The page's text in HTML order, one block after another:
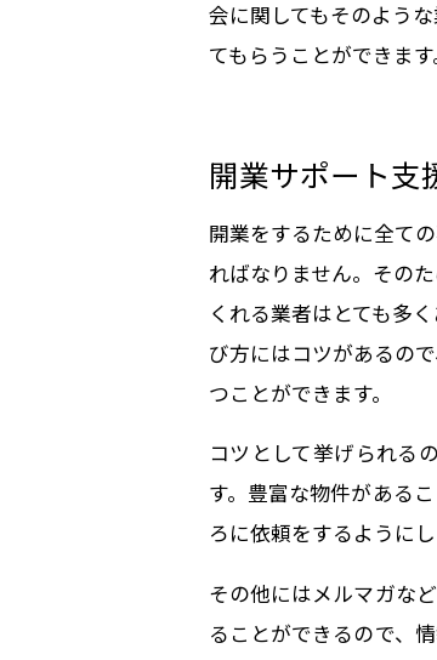
会に関してもそのよう
てもらうことができます
開業サポート支
開業をするために全て
ればなりません。その
くれる業者はとても多
び方にはコツがあるの
つことができます。
コツとして挙げられる
す。豊富な物件がある
ろに依頼をするようにし
その他にはメルマガな
ることができるので、